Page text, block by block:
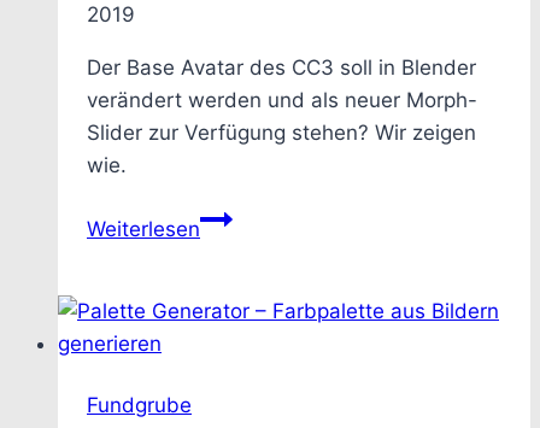
2019
Der Base Avatar des CC3 soll in Blender
verändert werden und als neuer Morph-
Slider zur Verfügung stehen? Wir zeigen
wie.
WeiterlesenReallusion
3
Fundgrube